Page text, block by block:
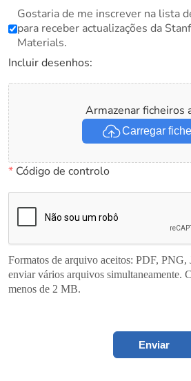
Gostaria de me inscrever na lista
para receber actualizações da
Materials.
Incluir desenhos:
Armazenar ficheiros
Carregar
*Código de controlo
Formatos de arquivo aceitos: PDF, PNG,
enviar vários arquivos simultaneamente.
menos de 2 MB.
Enviar